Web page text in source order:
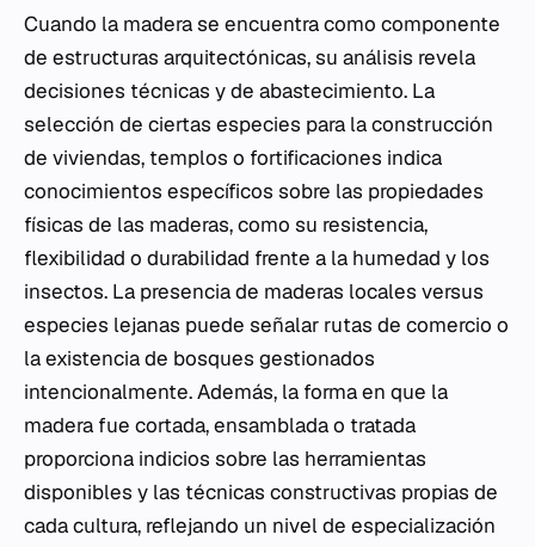
Cuando la madera se encuentra como componente
de estructuras arquitectónicas, su análisis revela
decisiones técnicas y de abastecimiento. La
selección de ciertas especies para la construcción
de viviendas, templos o fortificaciones indica
conocimientos específicos sobre las propiedades
físicas de las maderas, como su resistencia,
flexibilidad o durabilidad frente a la humedad y los
insectos. La presencia de maderas locales versus
especies lejanas puede señalar rutas de comercio o
la existencia de bosques gestionados
intencionalmente. Además, la forma en que la
madera fue cortada, ensamblada o tratada
proporciona indicios sobre las herramientas
disponibles y las técnicas constructivas propias de
cada cultura, reflejando un nivel de especialización